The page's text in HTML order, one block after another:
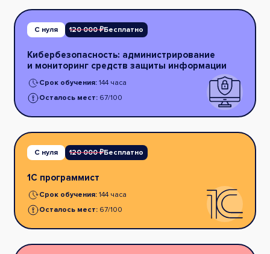
С нуля 120 000 ₽Бесплатно
Кибербезопасность: администрирование
и мониторинг средств защиты информации
Срок обучения: 144 часа
Осталось мест: 67/100
С нуля 120 000 ₽Бесплатно
1С программист
Срок обучения: 144 часа
Осталось мест: 67/100